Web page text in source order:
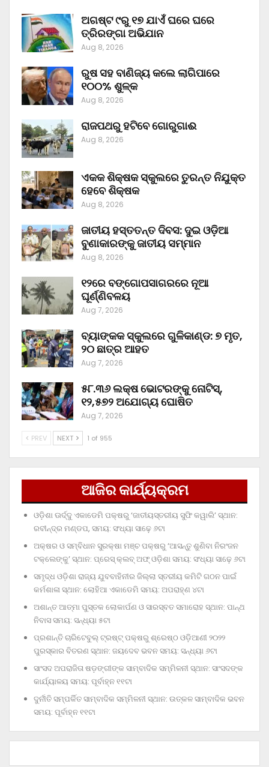
ଅଗଷ୍ଟ ୯ରୁ ୧୭ ଯାଏଁ ଘରେ ଘରେ
ତ୍ରିରଙ୍ଗା ଅଭିଯାନ
Aug 8, 2026
ରୁଷ ସହ ବାଣିଜ୍ୟ କଲେ ଲାଗିପାରେ
୧୦୦% ଶୁଳ୍କ
Aug 8, 2026
ରାଜପଥରୁ ହଟିବେ ଗୋରୁଗାଈ
Aug 8, 2026
ଏକକ ଶିକ୍ଷକ ସ୍କୁଲରେ ତୁରନ୍ତ ନିଯୁକ୍ତ
ହେବେ ଶିକ୍ଷକ
Aug 8, 2026
ଜାତୀୟ ହସ୍ତତନ୍ତ ଦିବସ: ଦୁଇ ଓଡ଼ିଆ
ବୁଣାକାରଙ୍କୁ ଜାତୀୟ ସମ୍ମାନ
Aug 8, 2026
୧୨ରେ ବଙ୍ଗୋପସାଗରରେ ନୂଆ
ଘୂର୍ଣ୍ଣିବଳୟ
Aug 7, 2026
ବ୍ୟାଙ୍କକ ସ୍କୁଲରେ ଗୁଳିକାଣ୍ଡ: ୭ ମୃତ,
୨୦ ଛାତ୍ର ଆହତ
Aug 7, 2026
୫୮.୩୬ ଲକ୍ଷ ଭୋଟରଙ୍କୁ ନୋଟିସ୍‌,
୧୨,୫୭୨ ଅଯୋଗ୍ୟ ଘୋଷିତ
Aug 7, 2026
PREV NEXT 1 of 955
ଆଜିର କାର୍ଯ୍ୟକ୍ରମ
ଓଡ଼ିଶା ଊର୍ଦ୍ଦୁ ଏକାଡେମି ପକ୍ଷରୁ ‘ଜାତୀୟସ୍ତରୀୟ ସୁଫି କୱାଲି’ ସ୍ଥାନ:
ରବୀନ୍ଦ୍ର ମଣ୍ଡପ, ସମୟ: ସଂଧ୍ୟା ସାଢ଼େ ୬ଟା
ଅକ୍ଷର ଓ ସମ୍ବିଧାନ ସୁରକ୍ଷା ମଞ୍ଚ ପକ୍ଷରୁ ‘ଆସନ୍ତୁ ଶୁଣିବା ନିରଂଜନ
ଟକ୍‌ଲେଙ୍କୁ’ ସ୍ଥାନ: ପ୍ରେସ୍‌ କ୍ଲବ୍‌ ଅଫ୍‌ ଓଡ଼ିଶା ସମୟ: ସଂଧ୍ୟା ସାଢ଼େ ୬ଟା
ସମୃଦ୍ଧ ଓଡ଼ିଶା ରାଜ୍ୟ ଯୁବବାହିନୀର ଜିଲ୍ଲା ସ୍ତରୀୟ କମିଟି ଗଠନ ପାଇଁ
କର୍ମଶାଳା ସ୍ଥାନ: ଲୋହିଆ ଏକାଡେମି ସମୟ: ଅପରାହ୍‌ଣ ୪ଟା
ଅଶାନ୍ତ ଆତ୍ମା ପୁସ୍ତକ ଲୋକାର୍ପଣ ଓ ସାରସ୍ବତ ସମାରୋହ ସ୍ଥାନ: ପାନ୍ଥ
ନିବାସ ସମୟ: ସନ୍ଧ୍ୟା ୫ଟା
ପ୍ରଶାନ୍ତି ଚାରିଟେବୁଲ୍‌ ଟ୍ରଷ୍ଟ୍‌ ପକ୍ଷରୁ ଶ୍ରେଷ୍ଠ ଓଡ଼ିଆଣୀ ୨୦୨୨
ପୁରସ୍କାର ବିତରଣ ସ୍ଥାନ: ଜୟଦେବ ଭବନ ସମୟ: ସନ୍ଧ୍ୟା ୬ଟା
ସାଂସଦ ଅପରାଜିତା ଷଡ଼ଙ୍ଗୀଙ୍କ ସାମ୍ବାଦିକ ସମ୍ମିଳନୀ ସ୍ଥାନ: ସାଂସଦଙ୍କ
କାର୍ଯ୍ୟାଳୟ ସମୟ: ପୂର୍ବାହ୍ନ ୧୧ଟା
ଦୁର୍ନୀତି ସମ୍ପର୍କିତ ସାମ୍ବାଦିକ ସମ୍ମିଳନୀ ସ୍ଥାନ: ଉତ୍କଳ ସାମ୍ବାଦିକ ଭବନ
ସମୟ: ପୂର୍ବାହ୍ନ ୧୧ଟା